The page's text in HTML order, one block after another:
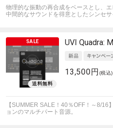
物理的な振動の再合成をベースとし、
中間的なサウンドを得意としたシンセサ
UVI Quadra:
13,500円 (税込)
【SUMMER SALE！40％OFF！～8/
ョンのマルチパート音源。